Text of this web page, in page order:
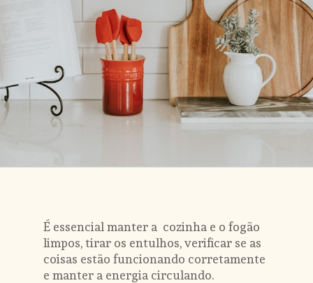
É essencial manter a  cozinha e o fogão
limpos, tirar os entulhos, verificar se as
coisas estão funcionando corretamente
e manter a energia circulando.